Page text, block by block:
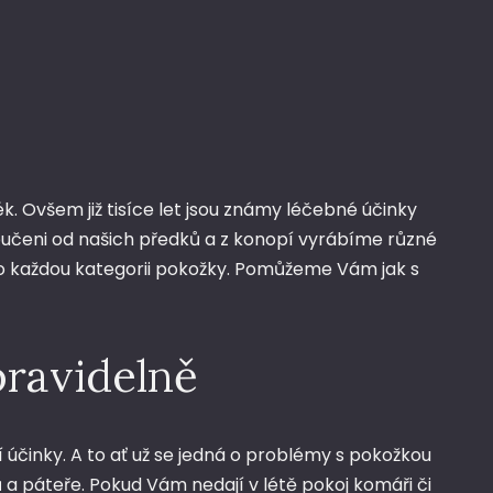
Ovšem již tisíce let jsou známy léčebné účinky
od našich předků a z konopí vyrábíme různé
kategorii pokožky. Pomůžeme Vám jak s
A to ať už se jedná o problémy s pokožkou
páteře. Pokud Vám nedají v létě pokoj komáři či